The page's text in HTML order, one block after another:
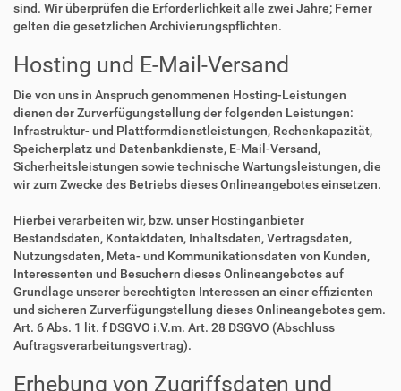
sind. Wir überprüfen die Erforderlichkeit alle zwei Jahre; Ferner
gelten die gesetzlichen Archivierungspflichten.
Hosting und E-Mail-Versand
Die von uns in Anspruch genommenen Hosting-Leistungen
dienen der Zurverfügungstellung der folgenden Leistungen:
Infrastruktur- und Plattformdienstleistungen, Rechenkapazität,
Speicherplatz und Datenbankdienste, E-Mail-Versand,
Sicherheitsleistungen sowie technische Wartungsleistungen, die
wir zum Zwecke des Betriebs dieses Onlineangebotes einsetzen.
Hierbei verarbeiten wir, bzw. unser Hostinganbieter
Bestandsdaten, Kontaktdaten, Inhaltsdaten, Vertragsdaten,
Nutzungsdaten, Meta- und Kommunikationsdaten von Kunden,
Interessenten und Besuchern dieses Onlineangebotes auf
Grundlage unserer berechtigten Interessen an einer effizienten
und sicheren Zurverfügungstellung dieses Onlineangebotes gem.
Art. 6 Abs. 1 lit. f DSGVO i.V.m. Art. 28 DSGVO (Abschluss
Auftragsverarbeitungsvertrag).
Erhebung von Zugriffsdaten und